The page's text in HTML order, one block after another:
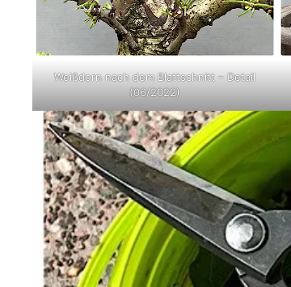
Weißdorn nach dem Blattschnitt – Detail
(06/2022)